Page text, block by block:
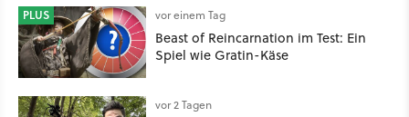
Stack im Test
PLUS vor einem Tag
Beast of Reincarnation im Test: Ein
Spiel wie Gratin-Käse
vor 2 Tagen